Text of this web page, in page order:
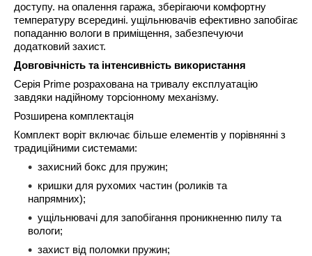
доступу. на опалення гаража, зберігаючи комфортну
температуру всередині. ущільнювачів ефективно запобігає
попаданню вологи в приміщення, забезпечуючи
додатковий захист.
Довговічність та інтенсивність використання
Серія Prime розрахована на тривалу експлуатацію
завдяки надійному торсіонному механізму.
Розширена комплектація
Комплект воріт включає більше елементів у порівнянні з
традиційними системами:
захисний бокс для пружин;
кришки для рухомих частин (роликів та
напрямних);
ущільнювачі для запобігання проникненню пилу та
вологи;
захист від поломки пружин;